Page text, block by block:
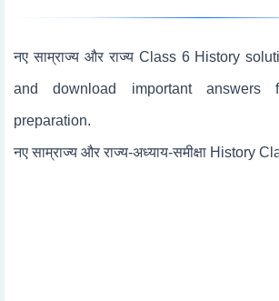
नए साम्राज्य और राज्य Class 6 History
and download important answers
preparation.
नए साम्राज्य और राज्य-अध्याय-समीक्षा History